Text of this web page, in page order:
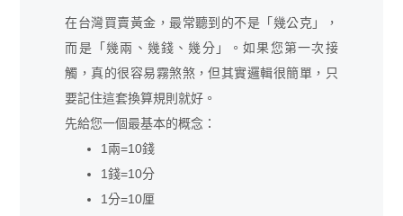
在台灣買賣黃金，最常聽到的不是「幾公克」，
而是「幾兩、幾錢、幾分」。如果您第一次接
觸，真的很容易霧煞煞，但其實邏輯很簡單，只
要記住這套換算規則就好。
先給您一個最基本的概念：
1兩=10錢
1錢=10分
1分=10厘